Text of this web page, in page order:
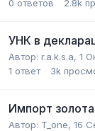
0 ответов 2.8k
УНК в
Автор: r.a.k.s.a, 1
1 ответ 3k
Импорт золота
Автор: T_one, 16